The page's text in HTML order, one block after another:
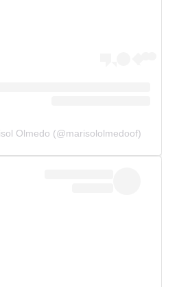
Olmedo (@marisololmedoof)